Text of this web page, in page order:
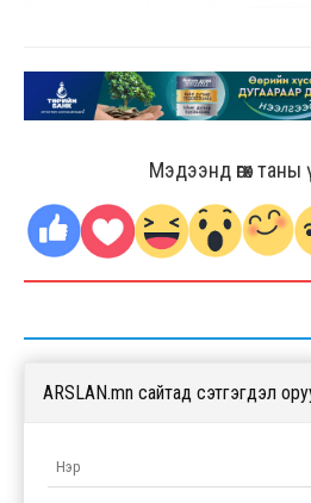
Мэдээнд өгөх таны
ARSLAN.mn сайтад сэтгэгдэл